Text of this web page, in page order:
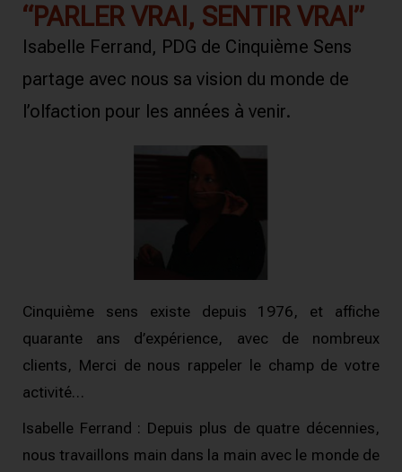
“PARLER VRAI, SENTIR VRAI”
Isabelle Ferrand, PDG de Cinquième Sens
partage avec nous sa vision du monde de
l’olfaction pour les années à venir.
Cinquième sens existe depuis 1976, et affiche
quarante ans d’expérience, avec de nombreux
clients, Merci de nous rappeler le champ de votre
activité…
Isabelle Ferrand : Depuis plus de quatre décennies,
nous travaillons main dans la main avec le monde de